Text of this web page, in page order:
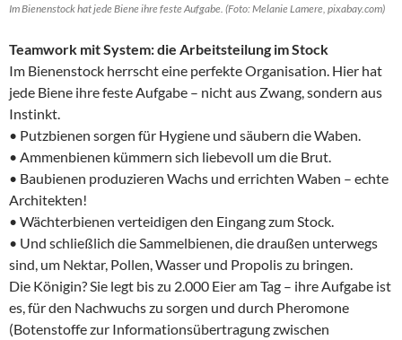
Im Bienenstock hat jede Biene ihre feste Aufgabe. (Foto: Melanie Lamere, pixabay.com)
Teamwork mit System: die Arbeitsteilung im Stock
Im Bienenstock herrscht eine perfekte Organisation. Hier hat
jede Biene ihre feste Aufgabe – nicht aus Zwang, sondern aus
Instinkt.
• Putzbienen sorgen für Hygiene und säubern die Waben.
• Ammenbienen kümmern sich liebevoll um die Brut.
• Baubienen produzieren Wachs und errichten Waben – echte
Architekten!
• Wächterbienen verteidigen den Eingang zum Stock.
• Und schließlich die Sammelbienen, die draußen unterwegs
sind, um Nektar, Pollen, Wasser und Propolis zu bringen.
Die Königin? Sie legt bis zu 2.000 Eier am Tag – ihre Aufgabe ist
es, für den Nachwuchs zu sorgen und durch Pheromone
(Botenstoffe zur Informationsübertragung zwischen